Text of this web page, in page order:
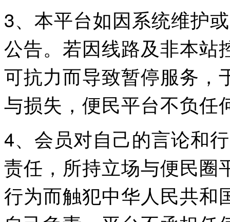
3、本平台如因系统维护
公告。若因线路及非本站
可抗力而导致暂停服务，
与损失，便民平台不负任
4、会员对自己的言论和
责任，所持立场与便民圈
行为而触犯中华人民共和